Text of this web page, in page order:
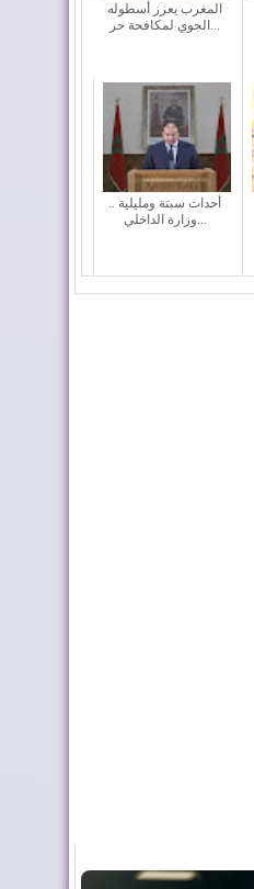
المغرب يعزز أسطوله
الجوي لمكافحة حر...
أحداث سبتة ومليلية ..
وزارة الداخلي...